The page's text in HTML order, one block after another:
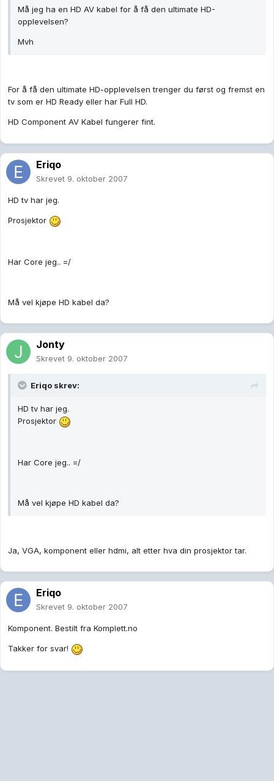
Må jeg ha en HD AV kabel for å få den ultimate HD-
opplevelsen?
Mvh
For å få den ultimate HD-opplevelsen trenger du først og fremst en
tv som er HD Ready eller har Full HD.
HD Component AV Kabel fungerer fint.
Eriqo
Skrevet 9. oktober 2007
HD tv har jeg.
Prosjektor
Har Core jeg.. =/
Må vel kjøpe HD kabel da?
Jonty
Skrevet 9. oktober 2007
Eriqo skrev:
HD tv har jeg.
Prosjektor
Har Core jeg.. =/
Må vel kjøpe HD kabel da?
Ja, VGA, komponent eller hdmi, alt etter hva din prosjektor tar.
Eriqo
Skrevet 9. oktober 2007
Komponent. Bestilt fra Komplett.no
Takker for svar!